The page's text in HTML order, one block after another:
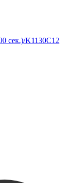
сек.)/K1130C12